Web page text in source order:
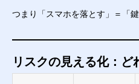
つまり「スマホを落とす」＝「
リスクの見える化：ど